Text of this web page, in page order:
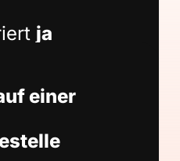
ja
einer